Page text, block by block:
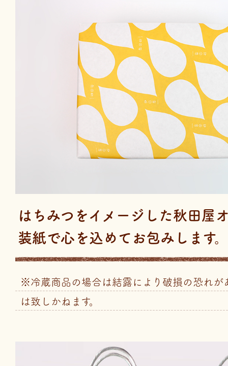
はちみつをイメージした秋田屋
装紙で心を込めてお包みします。
※冷蔵商品の場合は結露により破損の恐れが
は致しかねます。